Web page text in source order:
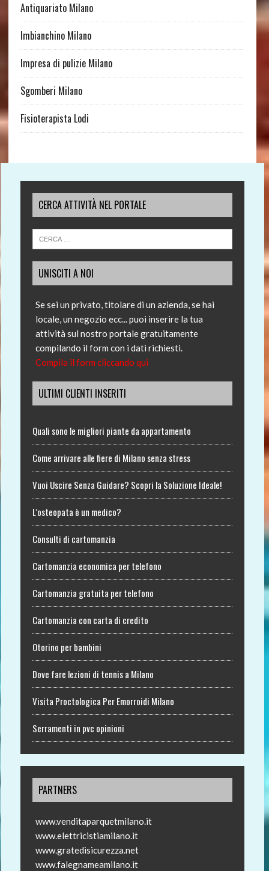
Antiquariato Milano
Imbianchino Milano
Impresa di pulizie Milano
Sgomberi Milano
Fisioterapista Lodi
CERCA ATTIVITÀ NEL PORTALE
UNISCITI A NOI
Se sei un privato, titolare di un azienda, se hai
locale, un negozio ecc... puoi inserire la tua
attività sul nostro portale gratuitamente
compilando il form con i dati richiesti.
Compila il form cliccando qui
ULTIMI CLIENTI INSERITI
Quali sono le migliori piante da appartamento
Come arrivare alle fiere di Milano senza stress
Vuoi Uscire Senza Guidare? Scopri la Soluzione Ideale!
L’osteopata è un medico?
Consulti di cartomanzia
Cartomanzia economica per telefono
Cartomanzia gratuita per telefono
Cartomanzia con carta di credito
Otorino per bambini
Dove fare lezioni di tennis a Milano
Visita Proctologica Per Emorroidi Milano
Serramenti in pvc opinioni
PARTNERS
www.venditaparquetmilano.it
www.elettricistiamilano.it
www.gratedisicurezza.net
www.falegnameamilano.it